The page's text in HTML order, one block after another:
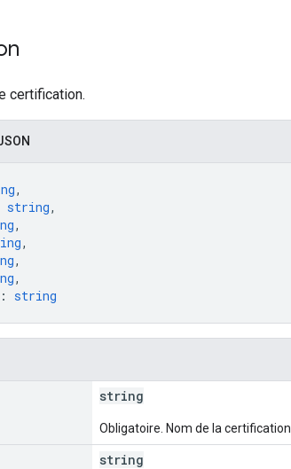
certification.
,
string,
,
,
,
,
: string
string
Obligatoire. Nom de la certification.
string